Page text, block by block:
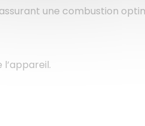
une combustion